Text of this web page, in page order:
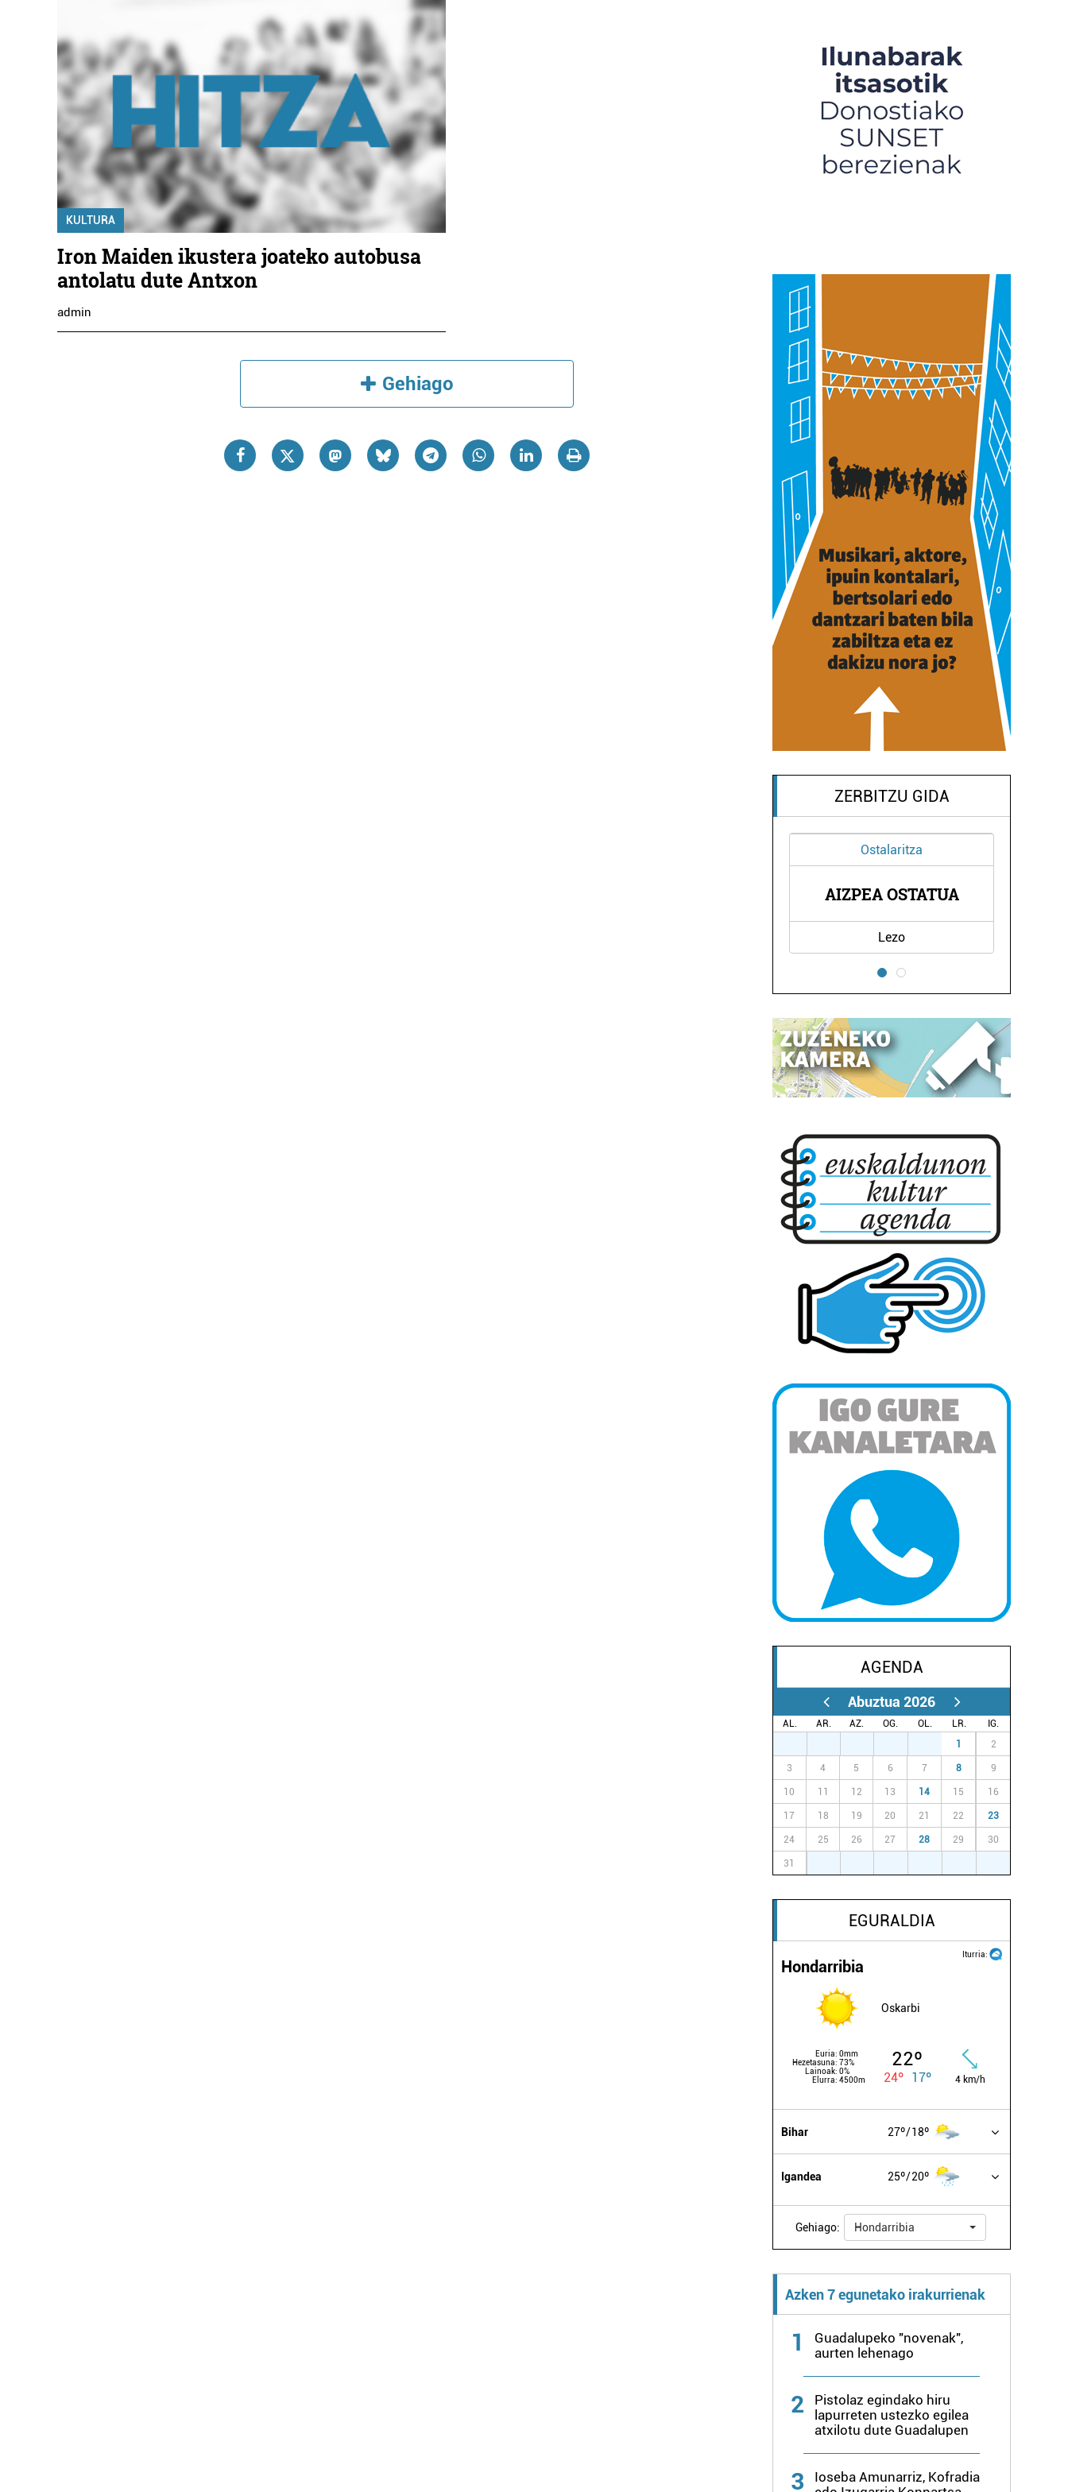
KULTURA
Iron Maiden ikustera joateko autobusa
antolatu dute Antxon
admin
Gehiago
ZERBITZU GIDA
Ostalaritza
AIZPEA OSTATUA
Lezo
AGENDA
Abuztua 2026
AL. AR. AZ. OG. OL. LR.
IG.
1 2
3 4 5 6 7 8 9
10 11 12 13 14 15 16
17 18 19 20 21 22 23
24 25 26 27 28 29 30
31
EGURALDIA
Iturria:
Hondarribia
Oskarbi
Euria: 0mm
Hezetasuna: 73%
Lainoak: 0%
Elurra: 4500m
22º
24º 17º 4 km/h
Bihar 27º 18º
Igandea 25º 20º
Gehiago: Hondarribia
Azken 7 egunetako irakurrienak
1
Guadalupeko "novenak",
aurten lehenago
2
Pistolaz egindako hiru
lapurreten ustezko egilea
atxilotu dute Guadalupen
3
Ioseba Amunarriz, Kofradia